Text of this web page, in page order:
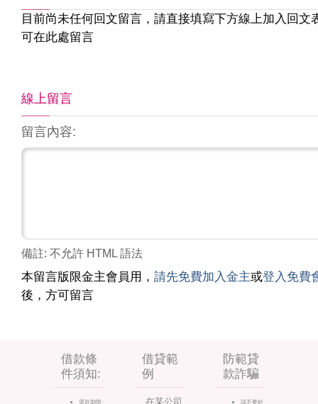
目前尚未任何回文留言，請直接填寫下方線上加入回文
可在此處留言
線上留言
留言內容:
備註: 不允許 HTML 語法
本留言版限金主會員用， 請先免費加入金主或登入免費
後，方可留言
借款條
件須知:
還款期限:
借貸範
例
在某公司
防範貸
款詐騙
請不要給